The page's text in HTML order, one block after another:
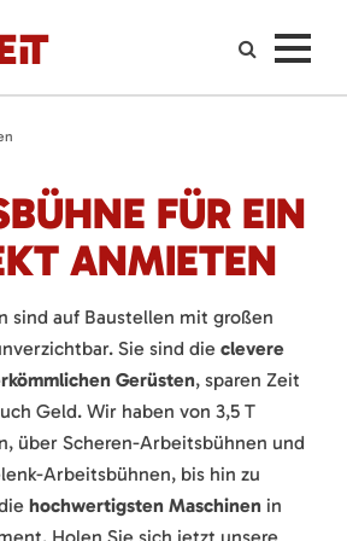
FÜR EIN
ANMIETEN
sind auf Baustellen mit großen
Sie sind die clevere
Gerüsten, sparen Zeit
Geld. Wir haben von 3,5 T
über Scheren-Arbeitsbühnen und
Arbeitsbühnen, bis hin zu
hochwertigsten Maschinen in